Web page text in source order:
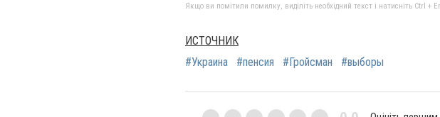
Якщо ви помітили помилку, виділіть необхідний текст і натисніть Ctrl +
ИСТОЧНИК
#Украина
#пенсия #Гройсман #выборы